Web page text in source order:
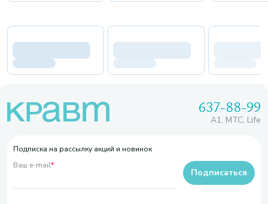
637-88-99
A1, МТС, Life
Подписка на рассылку акций и новинок
Ваш e-mail*
Подписаться